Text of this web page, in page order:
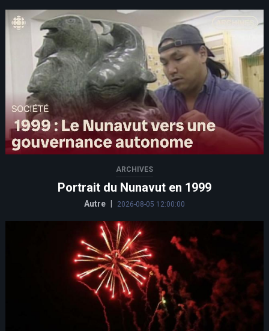
ARCHIVES
Portrait du Nunavut en 1999
Autre 2026-08-05 12:00:00